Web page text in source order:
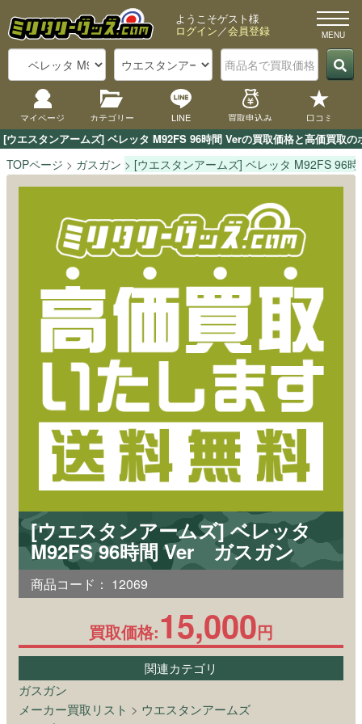
[ウエスタンアームズ] ベレッタ M92FS 96時間 Verの買取価格と高価買取
ようこそゲスト様
ログイン／会員登録
マイページ カテゴリー LINE 買取申込み 口コミ
TOPページ ガスガン [ウエスタンアームズ] ベレッタ M92FS 96時
[ウエスタンアームズ] ベレッタ
M92FS 96時間 Ver ガスガン
商品コード： 12069
買取価格:15,000円
関連カテゴリ
ガスガン
メーカー買取リスト > ウエスタンアームズ